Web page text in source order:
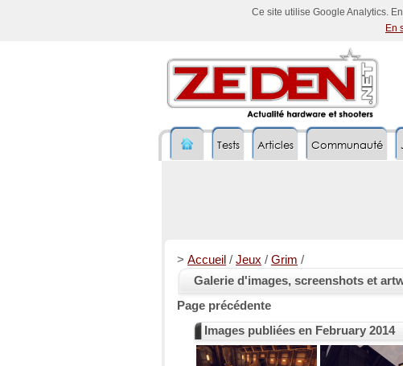
Ce site utilise Google Analytics.
En
Tests Articles Communauté
> Accueil / Jeux / Grim /
Galerie d'images, screenshots et
Page précédente
Images publiées en February 2014